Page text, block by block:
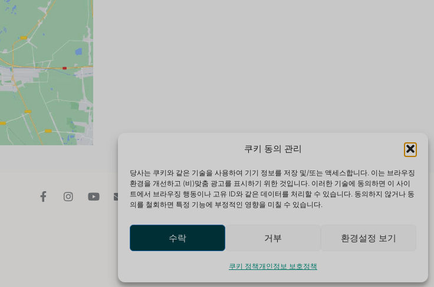
쿠키 동의 관리
당사는 쿠키와 같은 기술을 사용하여 기기 정보를 저장 및/또는 액세스합니다. 이는 브라우징
환경을 개선하고 (비)맞춤 광고를 표시하기 위한 것입니다. 이러한 기술에 동의하면 이 사이
트에서 브라우징 행동이나 고유 ID와 같은 데이터를 처리할 수 있습니다. 동의하지 않거나 동
의를 철회하면 특정 기능에 부정적인 영향을 미칠 수 있습니다.
수락 거부 환경설정 보기
쿠키 정책개인정보 보호정책